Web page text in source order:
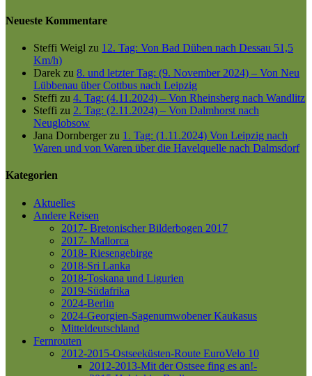
Neueste Kommentare
Steffi Weigl zu 12. Tag: Von Bad Düben nach Dessau 51,5
Km/h)
Darek zu 8. und letzter Tag: (9. November 2024) – Von Neu
Lübbenau über Cottbus nach Leipzig
Steffi zu 4. Tag: (4.11.2024) – Von Rheinsberg nach Wandlitz
Steffi zu 2. Tag: (2.11.2024) – Von Dalmhorst nach
Neuglobsow
Jana Dornbergerzu 1. Tag: (1.11.2024) Von Leipzig nach
Waren und von Waren über die Havelquelle nach Dalmsdorf
Kategorien
Aktuelles
Andere Reisen
2017- Bretonischer Bilderbogen 2017
2017- Mallorca
2018- Riesengebirge
2018-Sri Lanka
2018-Toskana und Ligurien
2019-Südafrika
2024-Berlin
2024-Georgien-Sagenumwobener Kaukasus
Mitteldeutschland
Fernrouten
2012-2015-Ostseeküsten-Route EuroVelo 10
2012-2013-Mit der Ostsee fing es an!-